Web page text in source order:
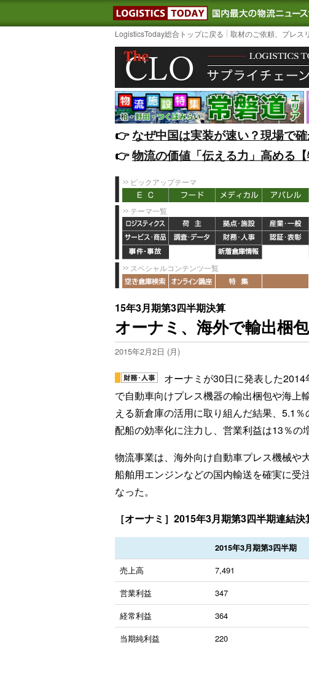
LOGISTICS TODAY
LogisticsToday総合トップに戻る 取材のご依頼、プレス
👉️なぜ中国は実装が速い？現場で
👉️物流の価値「伝える力」高める
ピックアップテーマ
テーマ一覧
スペシャルコンテンツ一覧
15年3月期第3四半期決算
オーナミ、海外で輸出梱
2015年2月2日 (月)
オーナミが30日に発表した
で自動車向けプレス機器の輸出梱包や海上
える新倉庫の活用に取り組んだ結果、5.1
配船の効率化に注力し、営業利益は13％の
物流事業は、海外向け自動車プレス機械や
船舶用エンジンなどの国内輸送を確実に受
なった。
［オーナミ］2015年3月期第3四半期連結決
2015年3月期第3四半期
売上高 7,491
営業利益
347
経常利益
364
当期純利益
220